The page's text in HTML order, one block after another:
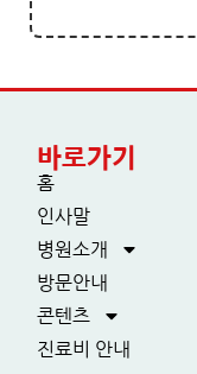
바로가기
홈
인사말
병원소개
방문안내
콘텐츠
진료비 안내